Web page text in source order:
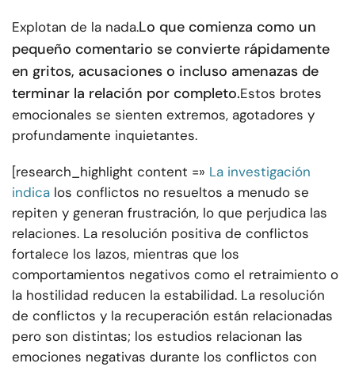
Explotan de la nada.Lo que comienza como un
pequeño comentario se convierte rápidamente
en gritos, acusaciones o incluso amenazas de
terminar la relación por completo.Estos brotes
emocionales se sienten extremos, agotadores y
profundamente inquietantes.
[research_highlight content =» La investigación
indica los conflictos no resueltos a menudo se
repiten y generan frustración, lo que perjudica las
relaciones. La resolución positiva de conflictos
fortalece los lazos, mientras que los
comportamientos negativos como el retraimiento o
la hostilidad reducen la estabilidad. La resolución
de conflictos y la recuperación están relacionadas
pero son distintas; los estudios relacionan las
emociones negativas durante los conflictos con